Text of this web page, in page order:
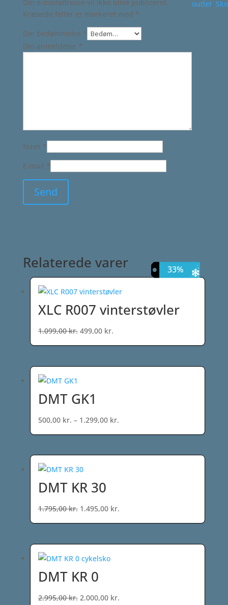
Din e-mailadresse vil ikke blive publiceret.
Krævede felter er markeret med *
Din bedømmelse *
Din anmeldelse *
Navn *
E-mail *
outlet, Sko
Relaterede varer 55%
XLC R007 vinterstøvler
1.099,00kr. Den
oprindelige
499,00 kr.Den
aktuelle
64%
DMT GK1
500,00 kr. – 1.299,00 kr.
500,00 kr.
17%
DMT KR 30
1.795,00kr. Den
oprindelige
1.795,00 kr..
1.495,00 kr.Den
aktuelle
33%
DMT KR 0
2.995,00kr. Den
2.000,00 kr.Den